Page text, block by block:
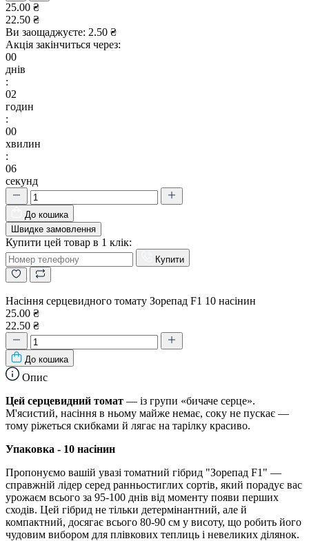
25.00 ₴
22.50 ₴
Ви заощаджуєте: 2.50 ₴
Акція закінчиться через:
00
днів
:
02
годин
:
00
хвилин
:
06
секунд
До кошика
Швидке замовлення
Купити цей товар в 1 клік:
Купити
Насіння серцевидного томату Зорепад F1 10 насінин
25.00 ₴
22.50 ₴
До кошика
Опис
Цей серцевидний томат — із групи «бичаче серце».
М'ясистий, насіння в ньому майже немає, соку не пускає —
тому ріжеться скибками й лягає на тарілку красиво.
Упаковка - 10 насінин
Пропонуємо вашій увазі томатний гібрид "Зорепад F1" —
справжній лідер серед ранньостиглих сортів, який порадує вас
урожаєм всього за 95-100 днів від моменту появи перших
сходів. Цей гібрид не тільки детермінантний, але й
компактний, досягає всього 80-90 см у висоту, що робить його
чудовим вибором для плівкових теплиць і невеликих ділянок.